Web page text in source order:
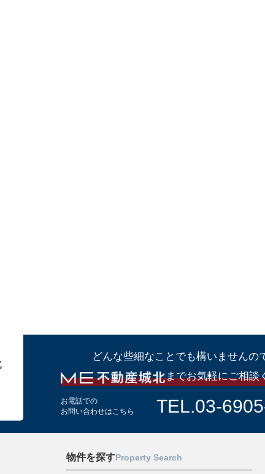
どんな些細なことでも構いませんの
までお気軽にご相談
お電話での
お問い合わせはこちら
TEL.03-
物件を探すProperty Search